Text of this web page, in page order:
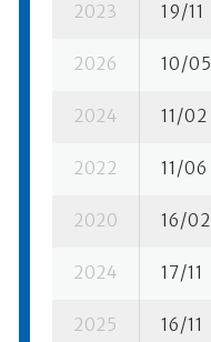
2023 19/11
2026 10/05
2024 11/02
2022 11/06
2020 16/02
2024 17/11
2025 16/11